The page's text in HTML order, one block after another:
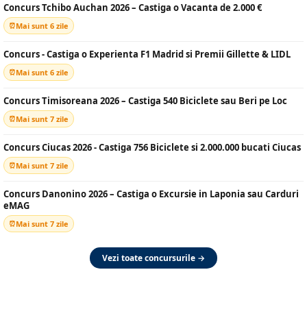
Concurs Tchibo Auchan 2026 – Castiga o Vacanta de 2.000 €
Mai sunt 6 zile
Concurs - Castiga o Experienta F1 Madrid si Premii Gillette & LIDL
Mai sunt 6 zile
Concurs Timisoreana 2026 – Castiga 540 Biciclete sau Beri pe Loc
Mai sunt 7 zile
Concurs Ciucas 2026 - Castiga 756 Biciclete si 2.000.000 bucati Ciucas
Mai sunt 7 zile
Concurs Danonino 2026 – Castiga o Excursie in Laponia sau Carduri
eMAG
Mai sunt 7 zile
Vezi toate concursurile →